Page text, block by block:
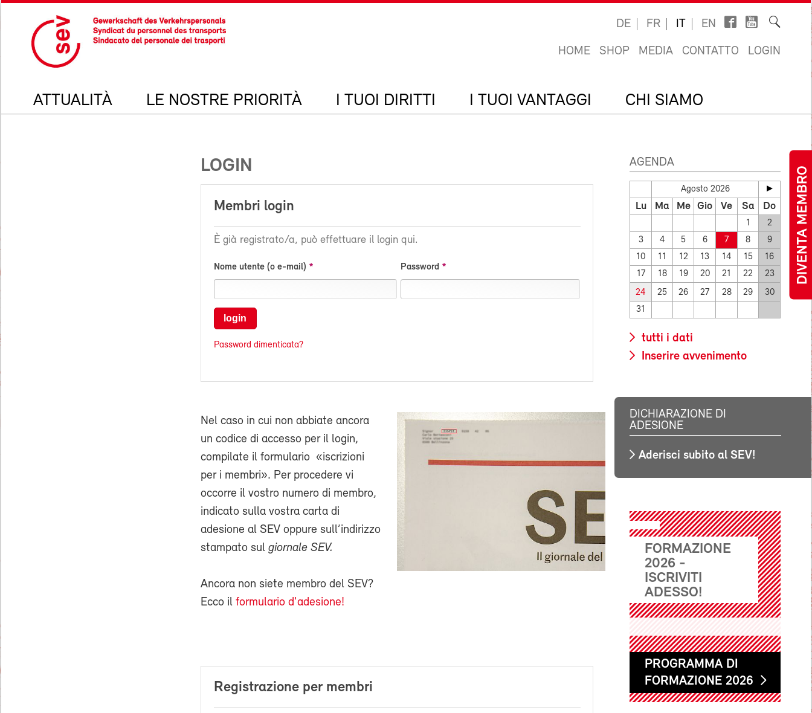
DIVENTA MEMBRO
DE FR IT EN
HOME SHOP MEDIA CONTATTO LOGIN
ATTUALITÀ LE NOSTRE PRIORITÀ I TUOI DIRITTI I TUOI VANTAGGI CHI SIAMO
LOGIN
Membri login
È già registrato/a, può effettuare il login qui.
Nome utente (o e-mail) Password
login
Password dimenticata?
Nel caso in cui non abbiate ancora
un codice di accesso per il login,
compilate il formulario «iscrizioni
per i membri». Per procedere vi
occorre il vostro numero di membro,
indicato sulla vostra carta di
adesione al SEV oppure sull’indirizzo
stampato sul giornale SEV.
Ancora non siete membro del SEV?
Ecco il formulario d'adesione!
Registrazione per membri
AGENDA
Agosto 2026
Lu Ma Me Gio Ve Sa Do
1
2
3
4 5 6 7 8
9
10
11 12 13 14 15
16
17
18 19 20 21 22 23
24 25 26 27 28 29
30
31
tutti i dati
Inserire avvenimento
DICHIARAZIONE DI
ADESIONE
Aderisci subito al SEV!
FORMAZIONE
2026 -
ISCRIVITI
ADESSO!
PROGRAMMA DI
FORMAZIONE 2026